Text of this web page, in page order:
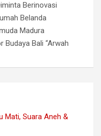
Berinovasi
Belanda
Madura
Budaya Bali “Arwah
Mati, Suara Aneh &